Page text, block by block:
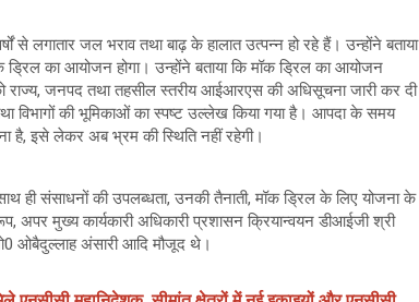
से लगातार जल भराव तथा बाढ़ के हालात उत्पन्न हो रहे हैं। उन्होंने बताया
का आयोजन होगा। उन्होंने बताया कि मॉक ड्रिल का आयोजन
राज्य, जनपद तथा तहसील स्तरीय आईआरएस की अधिसूचना जारी कर दी
विभागों की भूमिकाओं का स्पष्ट उल्लेख किया गया है। आपदा के समय
है, इसे लेकर अब भ्रम की स्थिति नहीं रहेगी।
ही संसाधनों की उपलब्धता, उनकी तैनाती, मॉक ड्रिल के लिए योजना के
मुख्य कार्यकारी अधिकारी प्रशासन क्रियान्वयन डीआईजी श्री
ओबैदुल्लाह अंसारी आदि मौजूद थे।